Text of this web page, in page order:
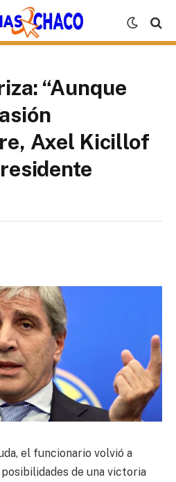
“Aunque
Axel Kicillof
el funcionario volvió a
de una victoria